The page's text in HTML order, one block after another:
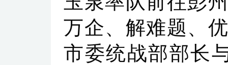
万企、解难题、
市委统战部部长